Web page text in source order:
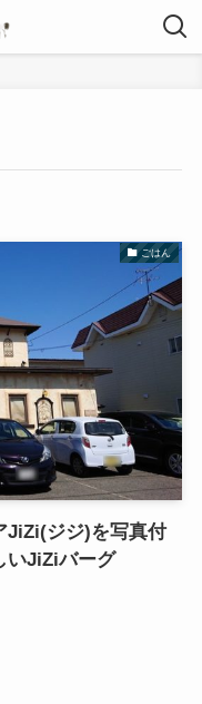
ごはん
JiZi(ジジ)を写真付
いJiZiバーグ